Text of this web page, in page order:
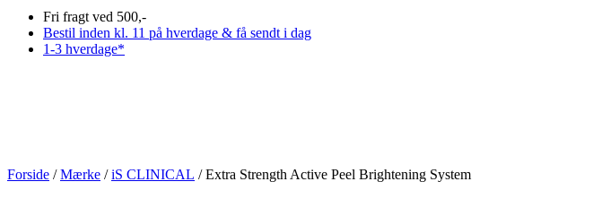
Fri fragt ved 500,-
Bestil inden kl. 11 på hverdage & få sendt i dag
1-3 hverdage*
Forside /Mærke /iS CLINICAL / Extra Strength Active Peel Brightening System